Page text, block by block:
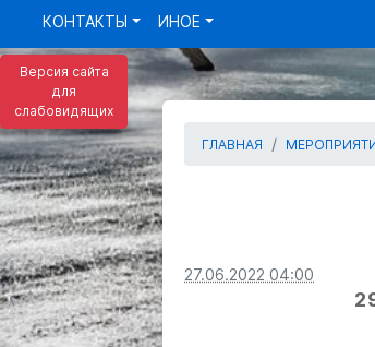
Версия сайта
для
слабовидящих
КОНТАКТЫ
ИНОЕ
ГЛАВНАЯ
27.06.2022 04:00